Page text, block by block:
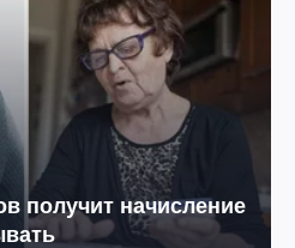
получит начисление